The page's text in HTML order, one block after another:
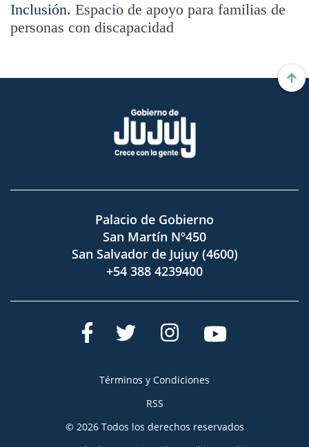
Inclusión. Espacio de apoyo para familias de
personas con discapacidad
Palacio de Gobierno
San Martín Nº450
San Salvador de Jujuy (4600)
+54 388 4239400
Términos y Condiciones
RSS
© 2026 Todos los derechos reservados